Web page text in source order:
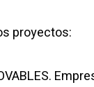
proyectos: